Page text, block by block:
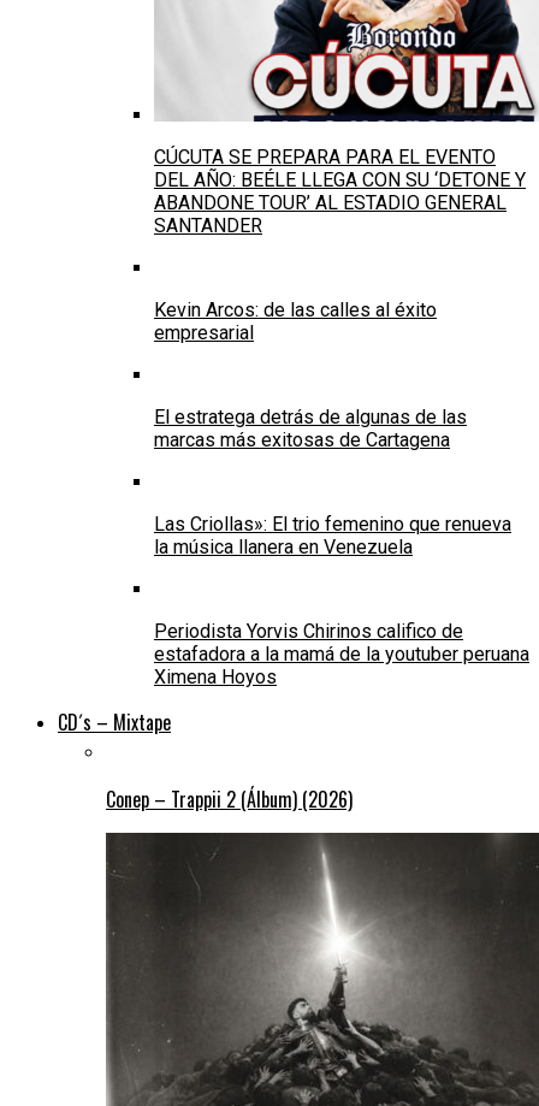
CÚCUTA SE PREPARA PARA EL EVENTO
DEL AÑO: BEÉLE LLEGA CON SU ‘DETONE Y
ABANDONE TOUR’ AL ESTADIO GENERAL
SANTANDER
Kevin Arcos: de las calles al éxito
empresarial
El estratega detrás de algunas de las
marcas más exitosas de Cartagena
Las Criollas»: El trio femenino que renueva
la música llanera en Venezuela
Periodista Yorvis Chirinos califico de
estafadora a la mamá de la youtuber peruana
Ximena Hoyos
CD´s – Mixtape
Conep – Trappii 2 (Álbum) (2026)